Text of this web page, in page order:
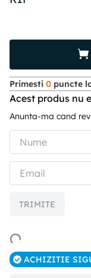
Primesti 0 puncte
Acest produs nu
Anunta-ma cand
TRIMITE
ACHIZITIE